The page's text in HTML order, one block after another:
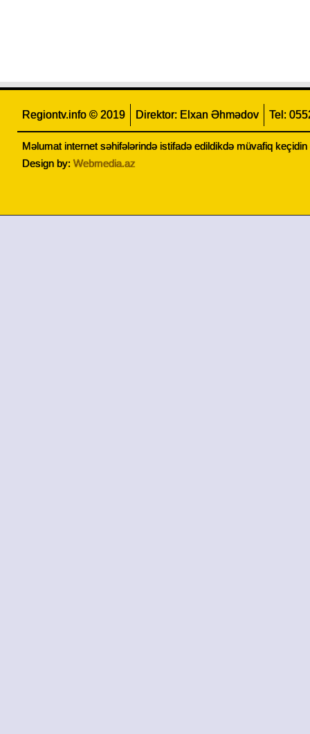
Regiontv.info © 2019 Direktor: Elxan Əhmədov Tel:
Məlumat internet səhifələrində istifadə edildikdə müvafiq keçidin
Design by: Webmedia.az